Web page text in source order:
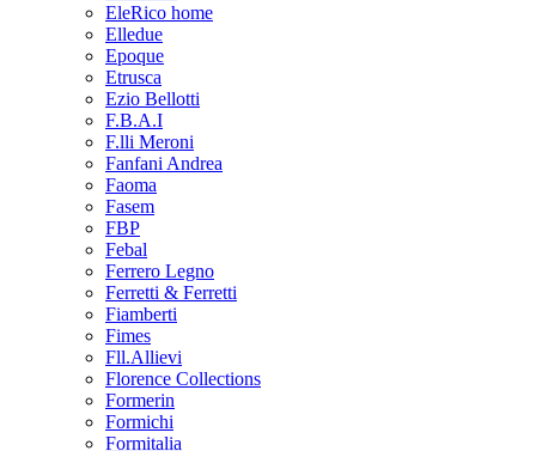
EleRico home
Elledue
Epoque
Etrusca
Ezio Bellotti
F.B.A.I
F.lli Meroni
Fanfani Andrea
Faoma
Fasem
FBP
Febal
Ferrero Legno
Ferretti & Ferretti
Fiamberti
Fimes
Fll.Allievi
Florence Collections
Formerin
Formichi
Formitalia